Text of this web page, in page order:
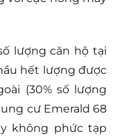
lượng căn hộ tại
hết lượng được
(30% số lượng
cư Emerald 68
không phức tạp